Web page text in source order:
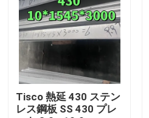
製品
ビデオ
わたしたち に つい て
Tisco 熱延 430 ステン
レス鋼板 SS 430 プレ